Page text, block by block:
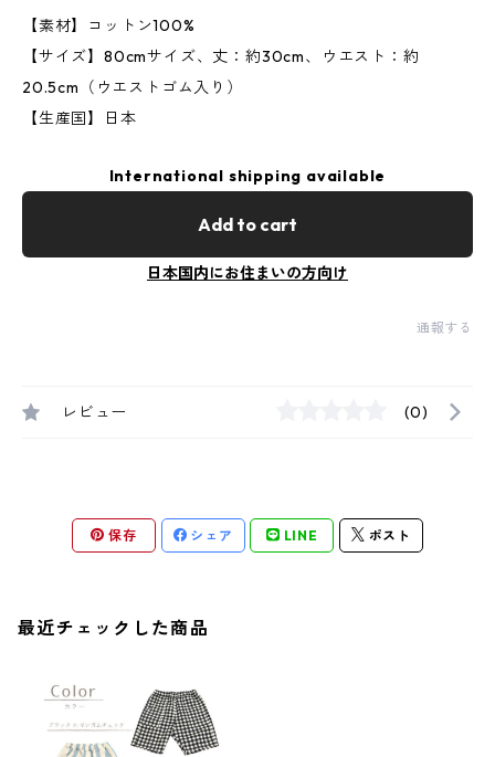
【素材】コットン100%
【サイズ】80cmサイズ、丈：約30cm、ウエスト：約
20.5cm（ウエストゴム入り）
【生産国】日本
International shipping available
Add to cart
日本国内にお住まいの方向け
通報する
レビュー (0)
保存 シェア LINE ポスト
最近チェックした商品